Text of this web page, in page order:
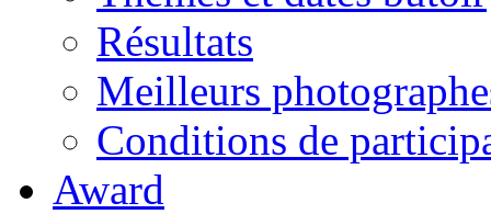
Résultats
Meilleurs
Conditions de
Award